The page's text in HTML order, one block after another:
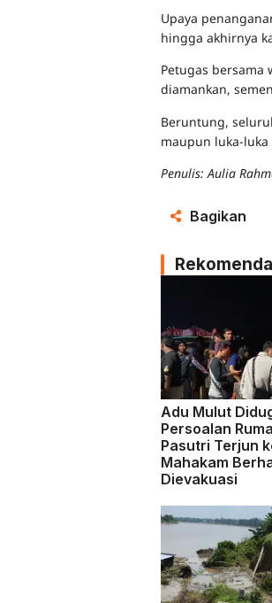
Upaya
hingga akhirnya
Petugas bersama
diamankan,
Beruntung,
maupun luka-
Penulis: Aulia
Bagikan
Adu Mulut
Persoalan
Pasutri Terjun
Mahakam
Dievakuasi